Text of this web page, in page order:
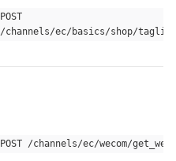
POST
/channels/ec/basics/shop/
POST /channels/ec/wecom/